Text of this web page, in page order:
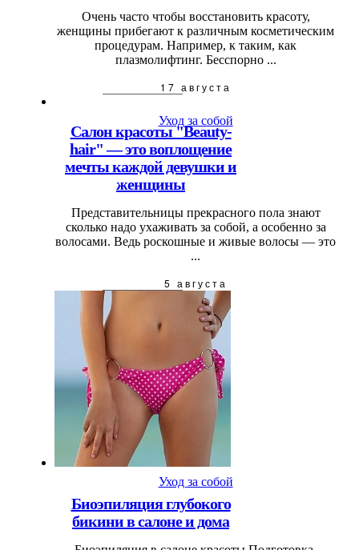
Очень часто чтобы восстановить красоту,
женщины прибегают к различным косметическим
процедурам. Например, к таким, как
плазмолифтинг. Бесспорно ...
17 августа
Уход за собой
Салон красоты "Beauty-
hair" — это воплощение
мечты каждой девушки и
женщины
Представительницы прекрасного пола знают
сколько надо ухаживать за собой, а особенно за
волосами. Ведь роскошные и живые волосы — это
...
5 августа
Уход за собой
Биоэпиляция глубокого
бикини в салоне и дома